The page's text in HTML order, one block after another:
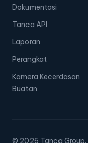
Dokumentasi
Tanca API
Laporan
Perangkat
Kamera Kecerdasan
Buatan